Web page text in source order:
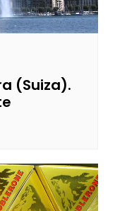
(Suiza).